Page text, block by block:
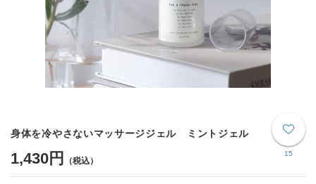
15
身体を冷やさないマッサージジェル ミントジェル
1,430円